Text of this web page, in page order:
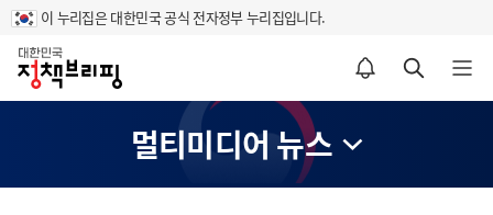
이 누리집은 대한민국 공식 전자정부 누리집입니다.
홈
알림설정 바로가기 검색 바로가기 메뉴 열기
멀티미디어 뉴스